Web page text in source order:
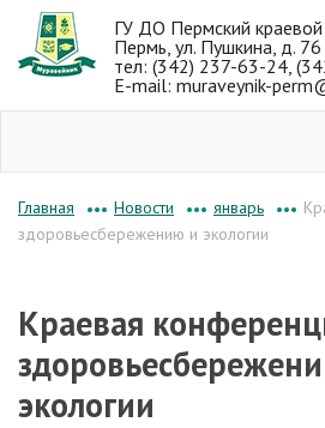
ГУ ДО Пермский
Пермь, ул. Пушкина, д. 76
тел: (342) 237-63-24,
E-mail: muraveynik-
Главная ••• Новости ••• январь •••
здоровьесбережению и экологии
Краевая
экологии